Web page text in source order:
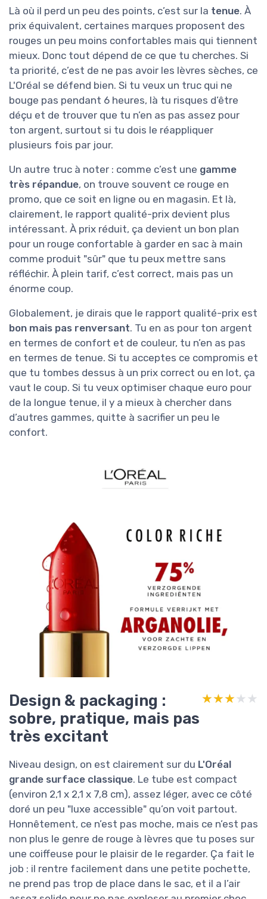
Là où il perd un peu des points, c’est sur la tenue. À
prix équivalent, certaines marques proposent des
rouges un peu moins confortables mais qui tiennent
mieux. Donc tout dépend de ce que tu cherches. Si
ta priorité, c’est de ne pas avoir les lèvres sèches, ce
L'Oréal se défend bien. Si tu veux un truc qui ne
bouge pas pendant 6 heures, là tu risques d’être
déçu et de trouver que tu n’en as pas assez pour
ton argent, surtout si tu dois le réappliquer
plusieurs fois par jour.
Un autre truc à noter : comme c’est une gamme
très répandue, on trouve souvent ce rouge en
promo, que ce soit en ligne ou en magasin. Et là,
clairement, le rapport qualité-prix devient plus
intéressant. À prix réduit, ça devient un bon plan
pour un rouge confortable à garder en sac à main
comme produit "sûr" que tu peux mettre sans
réfléchir. À plein tarif, c’est correct, mais pas un
énorme coup.
Globalement, je dirais que le rapport qualité-prix est
bon mais pas renversant. Tu en as pour ton argent
en termes de confort et de couleur, tu n’en as pas
en termes de tenue. Si tu acceptes ce compromis et
que tu tombes dessus à un prix correct ou en lot, ça
vaut le coup. Si tu veux optimiser chaque euro pour
de la longue tenue, il y a mieux à chercher dans
d’autres gammes, quitte à sacrifier un peu le
confort.
Design & packaging :
sobre, pratique, mais pas
très excitant
★★★★★
★★★★★
Niveau design, on est clairement sur du L'Oréal
grande surface classique. Le tube est compact
(environ 2,1 x 2,1 x 7,8 cm), assez léger, avec ce côté
doré un peu "luxe accessible" qu’on voit partout.
Honnêtement, ce n’est pas moche, mais ce n’est pas
non plus le genre de rouge à lèvres que tu poses sur
une coiffeuse pour le plaisir de le regarder. Ça fait le
job : il rentre facilement dans une petite pochette,
ne prend pas trop de place dans le sac, et il a l’air